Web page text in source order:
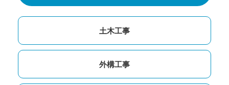
土木工事
外構工事